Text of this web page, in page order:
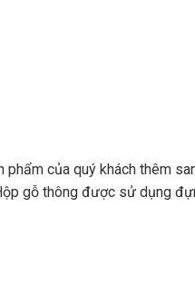
của quý khách thêm
gỗ thông được sử dụng